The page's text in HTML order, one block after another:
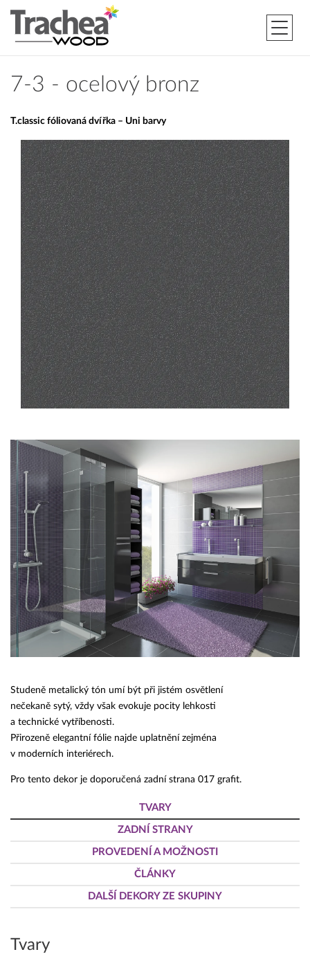
7-3 - ocelový bronz
T.classic fóliovaná dvířka – Uni barvy
Studeně metalický tón umí být při jistém osvětlení
nečekaně sytý, vždy však evokuje pocity lehkosti
a technické vytříbenosti.
Přirozeně elegantní fólie najde uplatnění zejména
v moderních interiérech.
Pro tento dekor je doporučená zadní strana 017 grafit.
TVARY
ZADNÍ STRANY
PROVEDENÍ A MOŽNOSTI
ČLÁNKY
DALŠÍ DEKORY ZE SKUPINY
Tvary